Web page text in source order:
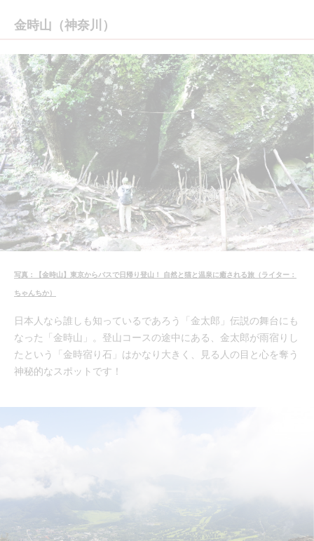
金時山（神奈川）
写真：【金時山】東京からバスで日帰り登山！ 自然と猫と温泉に癒される旅（ライター：
ちゃんちか）
日本人なら誰しも知っているであろう「金太郎」伝説の舞台にも
なった「金時山」。登山コースの途中にある、金太郎が雨宿りし
たという「金時宿り石」はかなり大きく、見る人の目と心を奪う
神秘的なスポットです！